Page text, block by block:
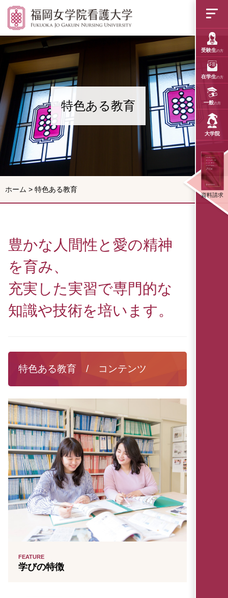
受験生の方
在学生の方
一般の方
大学院
資料請求
福岡女学院看護大学
特色ある教育
ホーム > 特色ある教育
豊かな人間性と愛の精神
を育み、
充実した実習で専門的な
知識や技術を培います。
特色ある教育 / コンテンツ
FEATURE
学びの特徴